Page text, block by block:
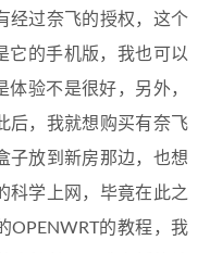
经过奈飞的授权，这个
它的手机版，我也可以
验不是很好，另外，
后，我就想购买有奈飞
子放到新房那边，也想
科学上网，毕竟在此之
OPENWRT的教程，我